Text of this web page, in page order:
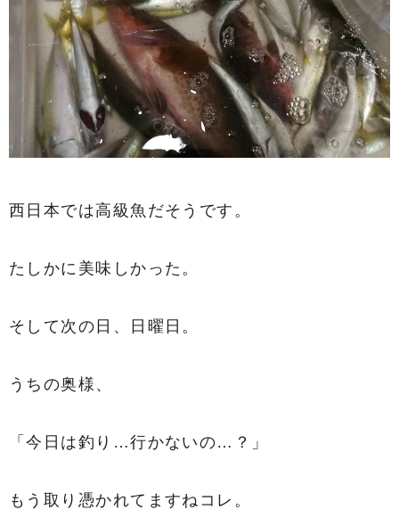
西日本では高級魚だそうです。
たしかに美味しかった。
そして次の日、日曜日。
うちの奥様、
「今日は釣り…行かないの…？」
もう取り憑かれてますねコレ。